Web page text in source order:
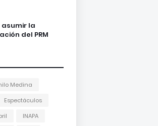
asumir la
del PRM
Medina
Espectáculos
INAPA